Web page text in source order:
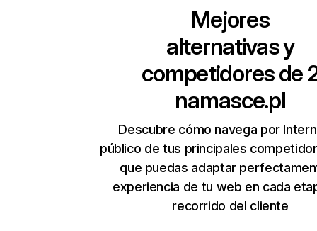
Mejores
alternativas y
competidores de
namasce.pl
Descubre cómo navega por
público de tus principales
que puedas adaptar
experiencia de tu web en cada
recorrido del cliente